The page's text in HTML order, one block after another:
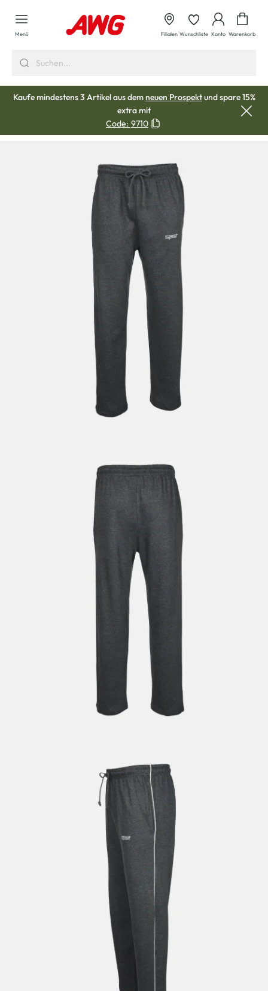
springen
Menü Filialen Wunschliste Konto Warenkorb
Kaufe mindestens 3 Artikel aus demneuen Prospektund spare 15%
extra mit
Code: 9710